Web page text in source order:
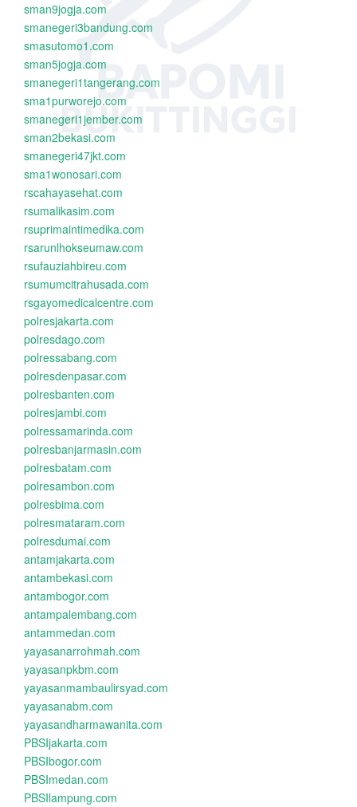
sman9jogja.com
smanegeri3bandung.com
smasutomo1.com
sman5jogja.com
smanegeri1tangerang.com
sma1purworejo.com
smanegeri1jember.com
sman2bekasi.com
smanegeri47jkt.com
sma1wonosari.com
rscahayasehat.com
rsumalikasim.com
rsuprimaintimedika.com
rsarunlhokseumaw.com
rsufauziahbireu.com
rsumumcitrahusada.com
rsgayomedicalcentre.com
polresjakarta.com
polresdago.com
polressabang.com
polresdenpasar.com
polresbanten.com
polresjambi.com
polressamarinda.com
polresbanjarmasin.com
polresbatam.com
polresambon.com
polresbima.com
polresmataram.com
polresdumai.com
antamjakarta.com
antambekasi.com
antambogor.com
antampalembang.com
antammedan.com
yayasanarrohmah.com
yayasanpkbm.com
yayasanmambaulirsyad.com
yayasanabm.com
yayasandharmawanita.com
PBSIjakarta.com
PBSIbogor.com
PBSImedan.com
PBSIlampung.com